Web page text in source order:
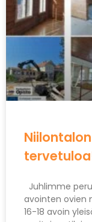
Juhlimme
avointen ovien
16-18 avoin